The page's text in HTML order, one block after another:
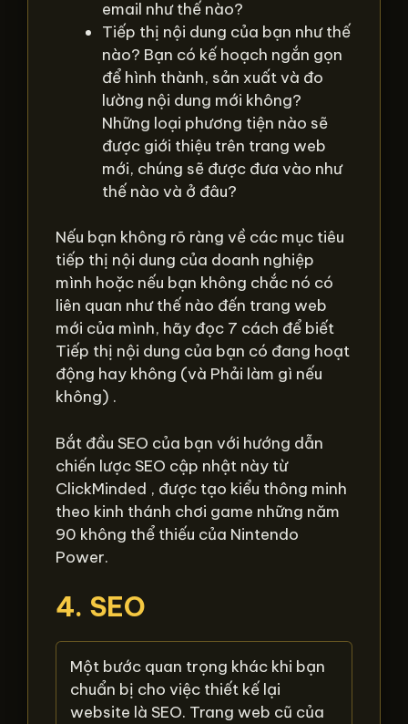
email như thế nào?
Tiếp thị nội dung của bạn như thế
nào? Bạn có kế hoạch ngắn gọn
để hình thành, sản xuất và đo
lường nội dung mới không?
Những loại phương tiện nào sẽ
được giới thiệu trên trang web
mới, chúng sẽ được đưa vào như
thế nào và ở đâu?
Nếu bạn không rõ ràng về các mục tiêu
tiếp thị nội dung của doanh nghiệp
mình hoặc nếu bạn không chắc nó có
liên quan như thế nào đến trang web
mới của mình, hãy đọc 7 cách để biết
Tiếp thị nội dung của bạn có đang hoạt
động hay không (và Phải làm gì nếu
không) .
Bắt đầu SEO của bạn với hướng dẫn
chiến lược SEO cập nhật này từ
ClickMinded , được tạo kiểu thông minh
theo kinh thánh chơi game những năm
90 không thể thiếu của Nintendo
Power.
4. SEO
Một bước quan trọng khác khi bạn
chuẩn bị cho việc thiết kế lại
website là SEO. Trang web cũ của